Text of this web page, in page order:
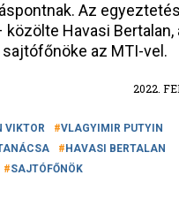
Az
Havasi Bertalan,
az MTI-vel.
2022.
VIKTOR
VLAGYIMIR PUTYIN
HAVASI BERTALAN
SAJTÓFŐNÖK